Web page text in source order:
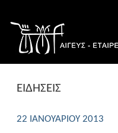
ΕΙΔΗΣΕΙΣ
22 ΙΑΝΟΥΑΡΊΟΥ 2013